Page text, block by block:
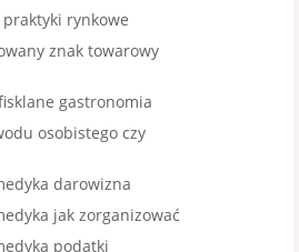
rynkowe
znak towarowy
gastronomia
osobistego czy
darowizna
jak zorganizować
podatki